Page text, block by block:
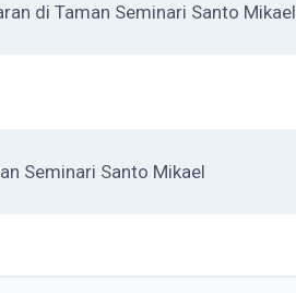
di Taman Seminari Santo Mikael
Seminari Santo Mikael